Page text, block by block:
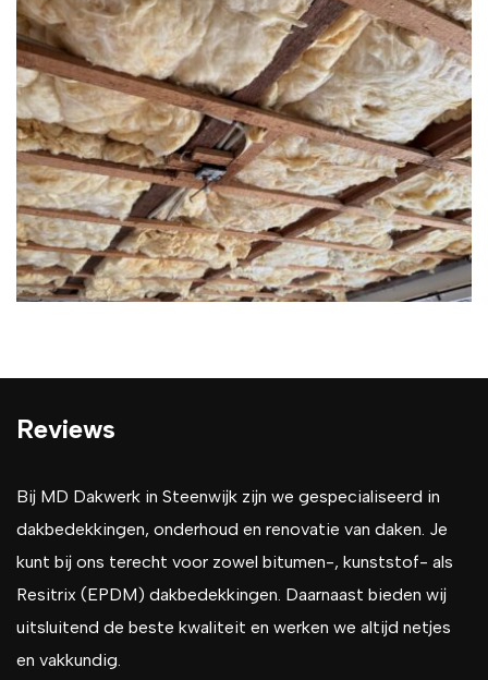
Reviews
Bij MD Dakwerk in Steenwijk zijn we gespecialiseerd in
dakbedekkingen, onderhoud en renovatie van daken. Je
kunt bij ons terecht voor zowel bitumen-, kunststof- als
Resitrix (EPDM) dakbedekkingen. Daarnaast bieden wij
uitsluitend de beste kwaliteit en werken we altijd netjes
en vakkundig.